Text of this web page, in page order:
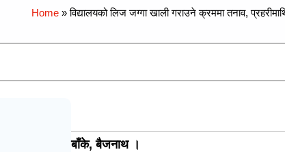
Home »विद्यालयको लिज जग्गा खाली गराउने क्रममा तनाव,
बाँके, बैजनाथ ।